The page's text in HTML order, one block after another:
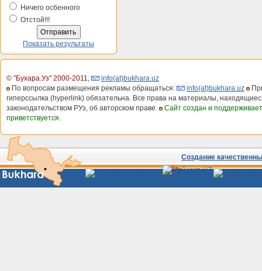
Ничего осбенного
Отстой!!!
Показать результаты
© "Бухара.Уз" 2000-2011,
info(at)bukhara.uz
По вопросам размещения рекламы обращаться:
info(at)bukhara.uz
гиперссылка (hyperlink) обязательна. Все права на материалы,
законодательством РУз, об авторском праве.
Сайт создан и
приветствуется.
Создание
Сайты
Узбекистана